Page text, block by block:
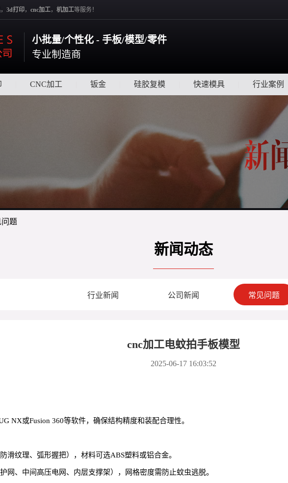
， 3d打印， cnc加工， 机加工等服务！
小批量/个性化 - 手板/模型/零件
专业制造商
CNC加工 钣金 硅胶复模 快速模具 行业案例
题
新闻动态
行业新闻 公司新闻 常见问题
cnc加工电蚊拍手板模型
2025-06-17 16:03:52
NX或Fusion 360等软件，确保结构精度和装配合理性。
滑纹理、弧形握把），材料可选ABS塑料或铝合金。
网、中间高压电网、内层支撑架），网格密度需防止蚊虫逃脱。